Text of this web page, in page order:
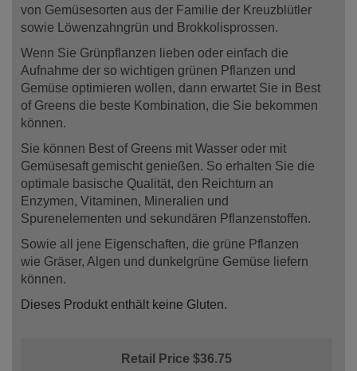
von Gemüsesorten aus der Familie der Kreuzblütler
sowie Löwenzahngrün und Brokkolisprossen.
Wenn Sie Grünpflanzen lieben oder einfach die
Aufnahme der so wichtigen grünen Pflanzen und
Gemüse optimieren wollen, dann erwartet Sie in Best
of Greens die beste Kombination, die Sie bekommen
können.
Sie können Best of Greens mit Wasser oder mit
Gemüsesaft gemischt genießen. So erhalten Sie die
optimale basische Qualität, den Reichtum an
Enzymen, Vitaminen, Mineralien und
Spurenelementen und sekundären Pflanzenstoffen.
Sowie all jene Eigenschaften, die grüne Pflanzen
wie Gräser, Algen und dunkelgrüne Gemüse liefern
können.
Dieses Produkt enthält keine Gluten.
Retail Price $36.75